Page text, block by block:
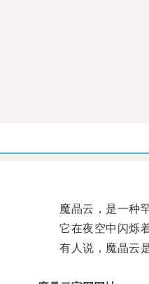
魔晶云，是一种罕
它在夜空中闪烁着
有人说，魔晶云是